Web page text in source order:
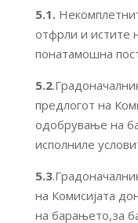
5.1.
отфрли и истите
понатамошна
5.2
предлогот на
одобрување на
исполниле
5.3
на Комисијата
на барањето,за